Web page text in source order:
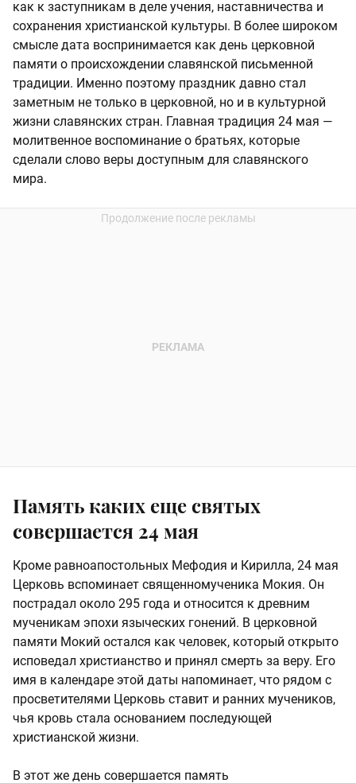
как к заступникам в деле учения, наставничества и
сохранения христианской культуры. В более широком
смысле дата воспринимается как день церковной
памяти о происхождении славянской письменной
традиции. Именно поэтому праздник давно стал
заметным не только в церковной, но и в культурной
жизни славянских стран. Главная традиция 24 мая —
молитвенное воспоминание о братьях, которые
сделали слово веры доступным для славянского
мира.
Память каких еще святых
совершается 24 мая
Кроме равноапостольных Мефодия и Кирилла, 24 мая
Церковь вспоминает священномученика Мокия. Он
пострадал около 295 года и относится к древним
мученикам эпохи языческих гонений. В церковной
памяти Мокий остался как человек, который открыто
исповедал христианство и принял смерть за веру. Его
имя в календаре этой даты напоминает, что рядом с
просветителями Церковь ставит и ранних мучеников,
чья кровь стала основанием последующей
христианской жизни.
В этот же день совершается память